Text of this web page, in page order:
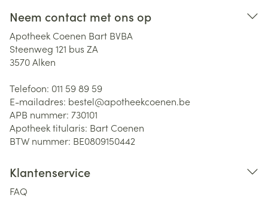
Neem contact met ons op
Apotheek Coenen Bart BVBA
Steenweg 121 bus ZA
3570Alken
Telefoon: 011 59 89 59
E-mailadres: bestel@apotheekcoenen.be
APB nummer: 730101
Apotheek titularis: Bart Coenen
BTW nummer: BE0809150442
Klantenservice
FAQ